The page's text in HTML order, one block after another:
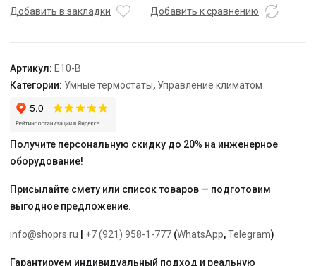
Добавить в закладки Добавить к сравнению
Артикул: E10-B
Категории: Умные термостаты, Управление климатом
Получите персональную скидку до 20% на инженерное
оборудование!
Присылайте смету или список товаров — подготовим
выгодное предложение.
info@shoprs.ru +7 (921) 958-1-777 (WhatsApp,Telegram)
Гарантируем индивидуальный подход и реальную